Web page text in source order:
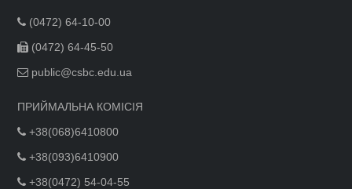
(0472) 64-10-00
(0472) 64-45-50
public@csbc.edu.ua
ПРИЙМАЛЬНА КОМІСІЯ
+38(068)6410800
+38(093)6410900
+38(0472) 54-04-55